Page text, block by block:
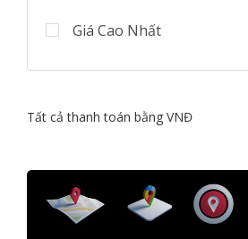
Giá Cao Nhất
Tất cả thanh toán bằng VNĐ